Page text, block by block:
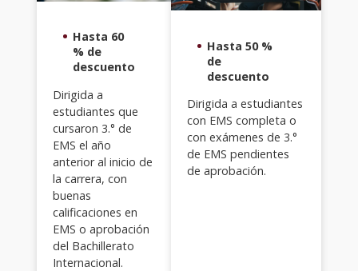
Hasta 60
% de
descuento
Dirigida a
estudiantes que
cursaron 3.° de
EMS el año
anterior al inicio de
la carrera, con
buenas
calificaciones en
EMS o aprobación
del Bachillerato
Internacional.
Hasta 50 %
de
descuento
Dirigida a estudiantes
con EMS completa o
con exámenes de 3.°
de EMS pendientes
de aprobación.